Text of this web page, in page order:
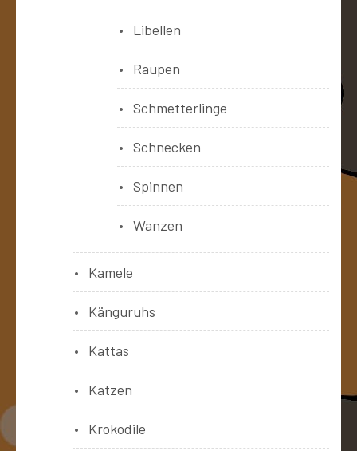
Libellen
Raupen
Schmetterlinge
Schnecken
Spinnen
Wanzen
Kamele
Känguruhs
Kattas
Katzen
Krokodile